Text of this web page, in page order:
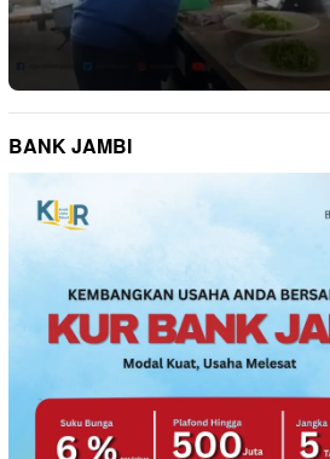
BANK JAMBI